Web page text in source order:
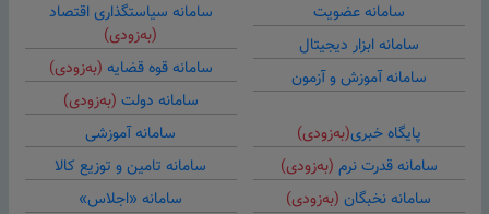
سامانه عضویت
سامانه ابزار دیجیتال
سامانه آموزش و آزمون
سامانه سیاستگذاری اقتصاد
(به‌زودی)
سامانه قوه قضایه (به‌زودی)
سامانه دولت (به‌زودی)
پایگاه خبری(به‌زودی)
سامانه قدرت نرم (به‌زودی)
سامانه نخبگان (به‌زودی)
سامانه آموزشی
سامانه تامین و توزیع کالا
سامانه «اجلاس»